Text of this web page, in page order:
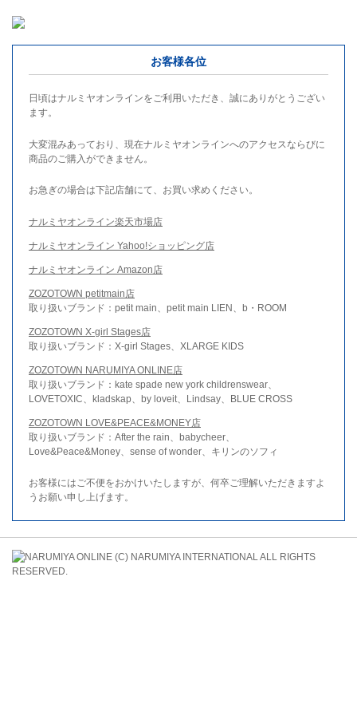
お客様各位
日頃はナルミヤオンラインをご利用いただき、誠にありがとうござい
ます。
大変混みあっており、現在ナルミヤオンラインへのアクセスならびに
商品のご購入ができません。
お急ぎの場合は下記店舗にて、お買い求めください。
ナルミヤオンライン楽天市場店
ナルミヤオンライン Yahoo!ショッピング店
ナルミヤオンライン Amazon店
ZOZOTOWN petitmain店
取り扱いブランド：petit main、petit main LIEN、b・ROOM
ZOZOTOWN X-girl Stages店
取り扱いブランド：X-girl Stages、XLARGE KIDS
ZOZOTOWN NARUMIYA ONLINE店
取り扱いブランド：kate spade new york childrenswear、
LOVETOXIC、kladskap、by loveit、Lindsay、BLUE CROSS
ZOZOTOWN LOVE&PEACE&MONEY店
取り扱いブランド：After the rain、babycheer、
Love&Peace&Money、sense of wonder、キリンのソフィ
お客様にはご不便をおかけいたしますが、何卒ご理解いただきますよ
うお願い申し上げます。